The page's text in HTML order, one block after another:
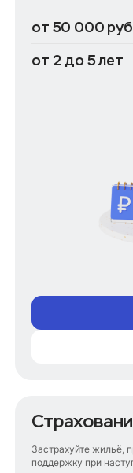
от 50 000
от 2 до 5 лет
Застрахуйте жильё,
поддержку при